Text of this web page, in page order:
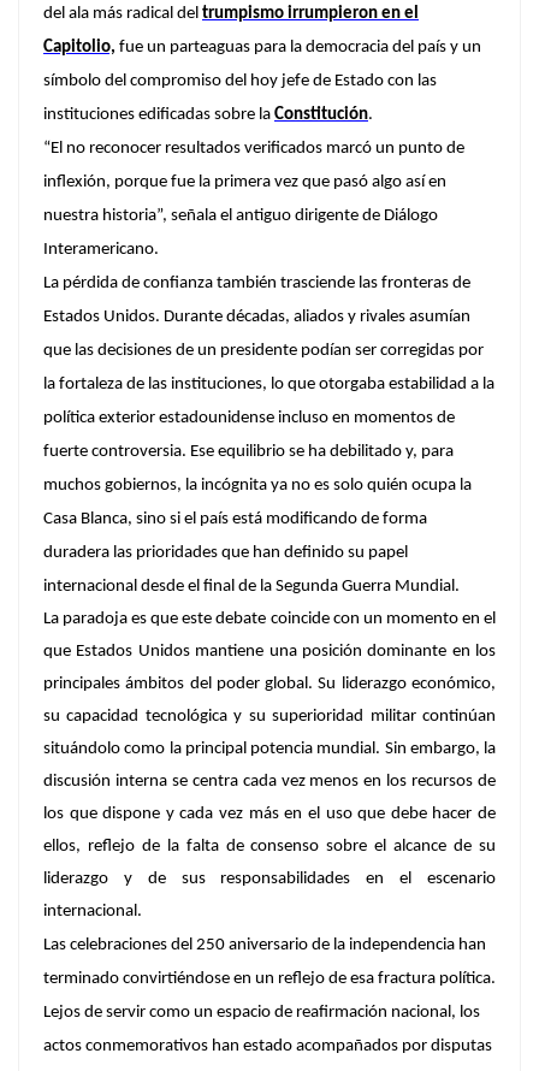
del ala más radical del trumpismo irrumpieron en el
Capitolio, fue un parteaguas para la democracia del país y un
símbolo del compromiso del hoy jefe de Estado con las
instituciones edificadas sobre la Constitución.
“El no reconocer resultados verificados marcó un punto de
inflexión, porque fue la primera vez que pasó algo así en
nuestra historia”, señala el antiguo dirigente de Diálogo
Interamericano.
La pérdida de confianza también trasciende las fronteras de
Estados Unidos. Durante décadas, aliados y rivales asumían
que las decisiones de un presidente podían ser corregidas por
la fortaleza de las instituciones, lo que otorgaba estabilidad a la
política exterior estadounidense incluso en momentos de
fuerte controversia. Ese equilibrio se ha debilitado y, para
muchos gobiernos, la incógnita ya no es solo quién ocupa la
Casa Blanca, sino si el país está modificando de forma
duradera las prioridades que han definido su papel
internacional desde el final de la Segunda Guerra Mundial.
La paradoja es que este debate coincide con un momento en el
que Estados Unidos mantiene una posición dominante en los
principales ámbitos del poder global. Su liderazgo económico,
su capacidad tecnológica y su superioridad militar continúan
situándolo como la principal potencia mundial. Sin embargo, la
discusión interna se centra cada vez menos en los recursos de
los que dispone y cada vez más en el uso que debe hacer de
ellos, reflejo de la falta de consenso sobre el alcance de su
liderazgo y de sus responsabilidades en el escenario
internacional.
Las celebraciones del 250 aniversario de la independencia han
terminado convirtiéndose en un reflejo de esa fractura política.
Lejos de servir como un espacio de reafirmación nacional, los
actos conmemorativos han estado acompañados por disputas